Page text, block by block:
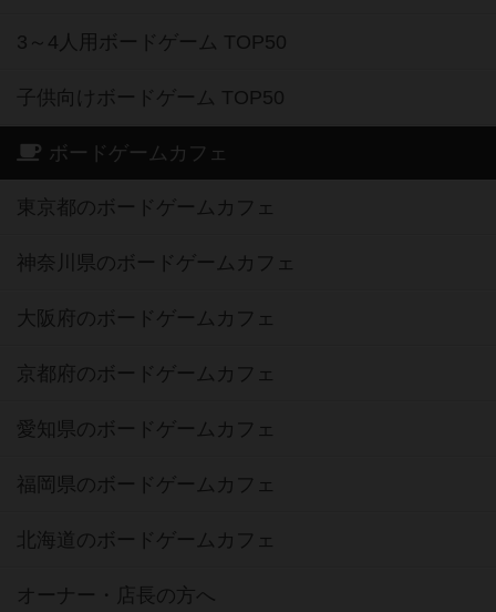
3～4人用ボードゲーム TOP50
子供向けボードゲーム TOP50
ボードゲームカフェ
東京都のボードゲームカフェ
神奈川県のボードゲームカフェ
大阪府のボードゲームカフェ
京都府のボードゲームカフェ
愛知県のボードゲームカフェ
福岡県のボードゲームカフェ
北海道のボードゲームカフェ
オーナー・店長の方へ